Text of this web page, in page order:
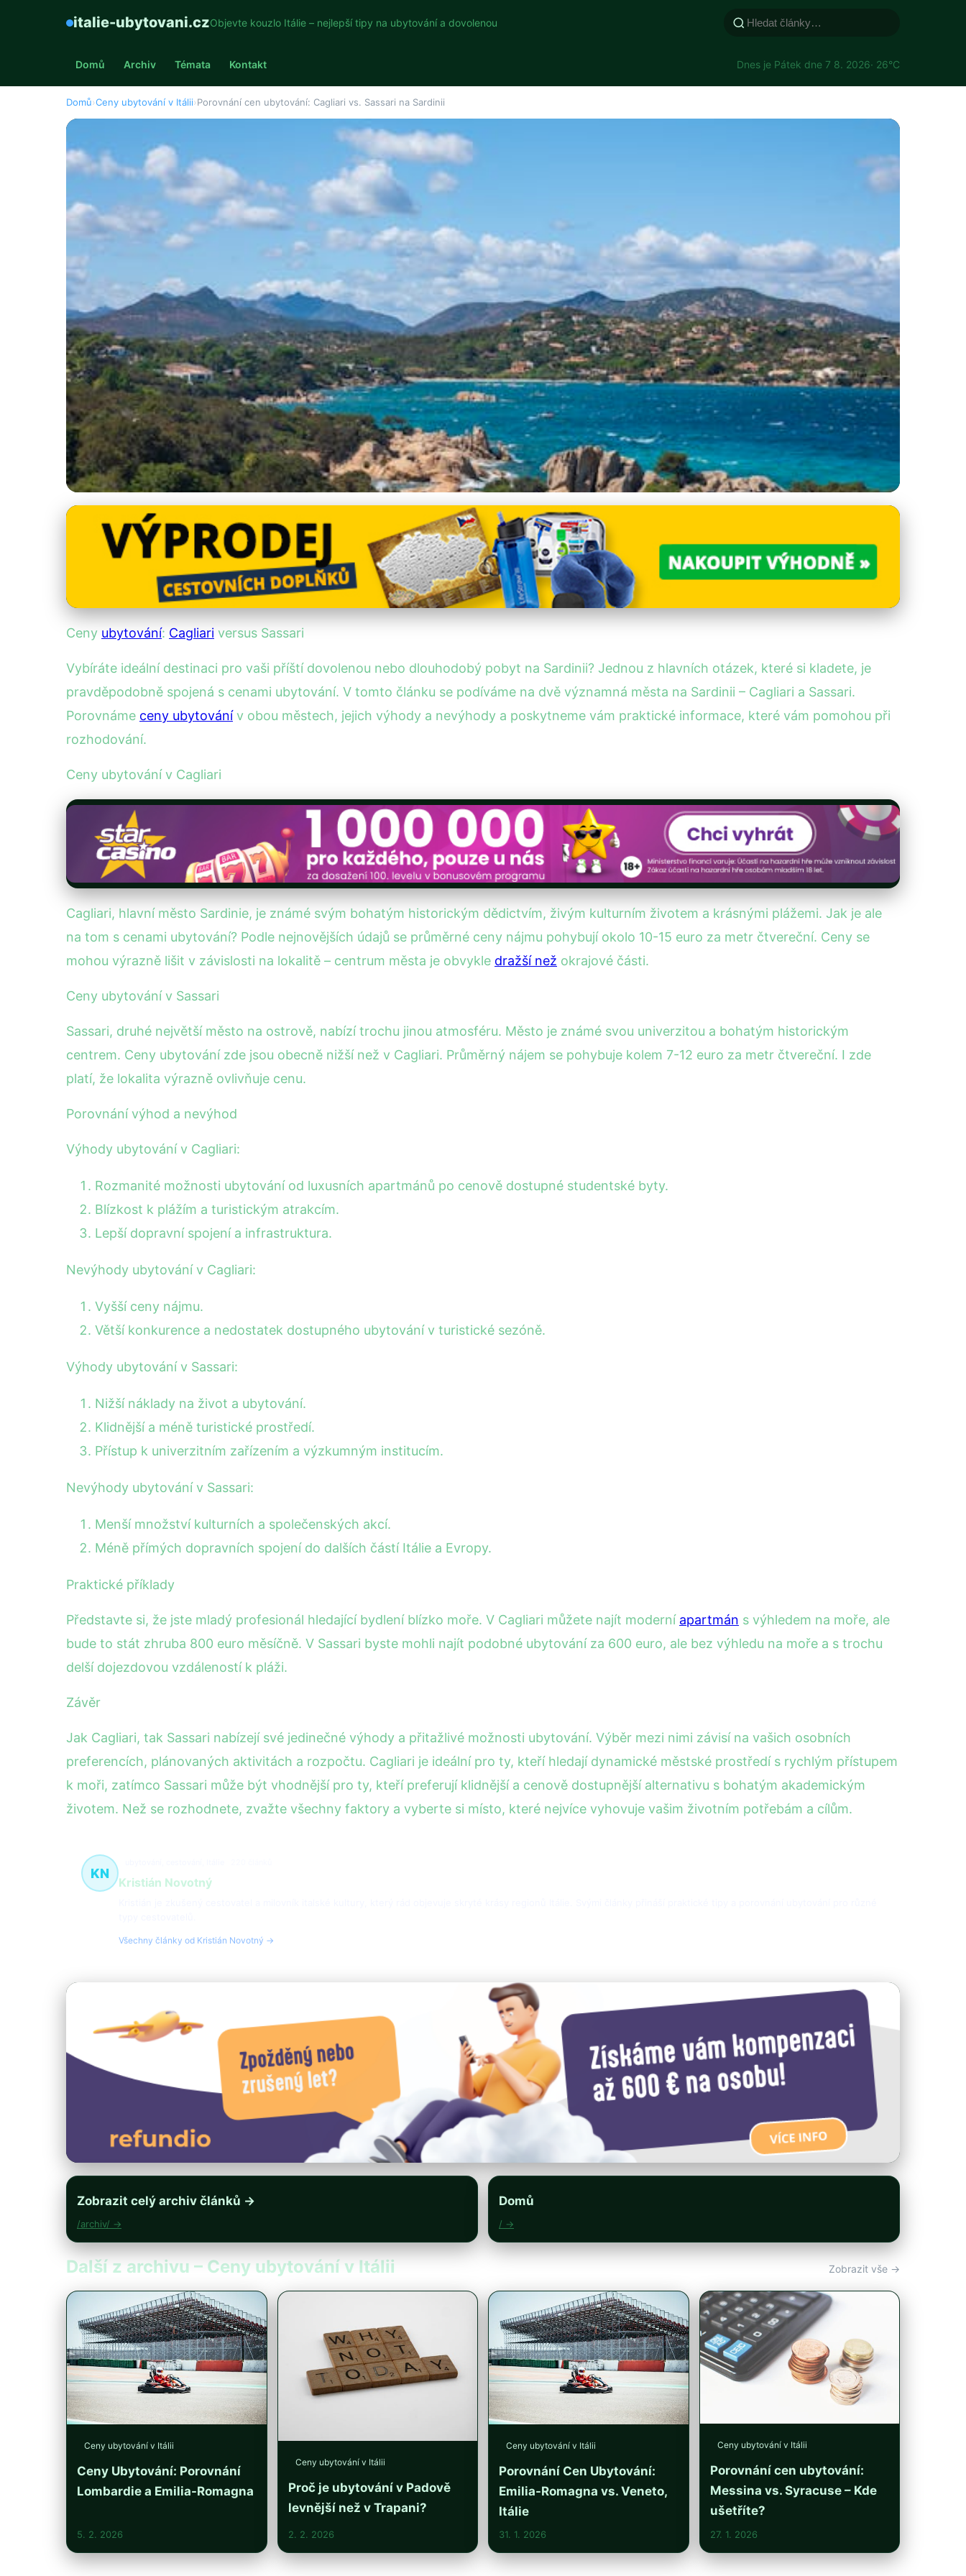
italie-ubytovani.czObjevte kouzlo Itálie – nejlepší tipy na ubytování a dovolenou
Domů Archiv Témata Kontakt Dnes je Pátek dne 7 8. 2026· 26°C
Domů›Ceny ubytování v Itálii›Porovnání cen ubytování: Cagliari vs. Sassari na Sardinii
Ceny ubytování v Itálii
Porovnání cen ubytování: Cagliari vs. Sassari na Sardinii
· 4 min čtení · Autor: Kristián Novotný
Ceny ubytování: Cagliari versus Sassari
Vybíráte ideální destinaci pro vaši příští dovolenou nebo dlouhodobý pobyt na Sardinii? Jednou z hlavních otázek, které si kladete, je
pravděpodobně spojená s cenami ubytování. V tomto článku se podíváme na dvě významná města na Sardinii – Cagliari a Sassari.
Porovnáme ceny ubytovánív obou městech, jejich výhody a nevýhody a poskytneme vám praktické informace, které vám pomohou při
rozhodování.
Ceny ubytování v Cagliari
Cagliari, hlavní město Sardinie, je známé svým bohatým historickým dědictvím, živým kulturním životem a krásnými plážemi. Jak je ale
na tom s cenami ubytování? Podle nejnovějších údajů se průměrné ceny nájmu pohybují okolo 10-15 euro za metr čtvereční. Ceny se
mohou výrazně lišit v závislosti na lokalitě – centrum města je obvykle dražší než okrajové části.
Ceny ubytování v Sassari
Sassari, druhé největší město na ostrově, nabízí trochu jinou atmosféru. Město je známé svou univerzitou a bohatým historickým
centrem. Ceny ubytování zde jsou obecně nižší než v Cagliari. Průměrný nájem se pohybuje kolem 7-12 euro za metr čtvereční. I zde
platí, že lokalita výrazně ovlivňuje cenu.
Porovnání výhod a nevýhod
Výhody ubytování v Cagliari:
Rozmanité možnosti ubytování od luxusních apartmánů po cenově dostupné studentské byty.
Blízkost k plážím a turistickým atrakcím.
Lepší dopravní spojení a infrastruktura.
Nevýhody ubytování v Cagliari:
Vyšší ceny nájmu.
Větší konkurence a nedostatek dostupného ubytování v turistické sezóně.
Výhody ubytování v Sassari:
Nižší náklady na život a ubytování.
Klidnější a méně turistické prostředí.
Přístup k univerzitním zařízením a výzkumným institucím.
Nevýhody ubytování v Sassari:
Menší množství kulturních a společenských akcí.
Méně přímých dopravních spojení do dalších částí Itálie a Evropy.
Praktické příklady
Představte si, že jste mladý profesionál hledající bydlení blízko moře. V Cagliari můžete najít moderní apartmán s výhledem na moře, ale
bude to stát zhruba 800 euro měsíčně. V Sassari byste mohli najít podobné ubytování za 600 euro, ale bez výhledu na moře a s trochu
delší dojezdovou vzdáleností k pláži.
Závěr
Jak Cagliari, tak Sassari nabízejí své jedinečné výhody a přitažlivé možnosti ubytování. Výběr mezi nimi závisí na vašich osobních
preferencích, plánovaných aktivitách a rozpočtu. Cagliari je ideální pro ty, kteří hledají dynamické městské prostředí s rychlým přístupem
k moři, zatímco Sassari může být vhodnější pro ty, kteří preferují klidnější a cenově dostupnější alternativu s bohatým akademickým
životem. Než se rozhodnete, zvažte všechny faktory a vyberte si místo, které nejvíce vyhovuje vašim životním potřebám a cílům.
KN
Kristián Novotný
Všechny články od Kristián Novotný →
Zobrazit celý archiv článků →
/archiv/ →
Domů
/ →
Další z archivu – Ceny ubytování v Itálii Zobrazit vše →
Ceny ubytování v Itálii
Ceny Ubytování: Porovnání
Lombardie a Emilia-Romagna
5. 2. 2026
Ceny ubytování v Itálii
Proč je ubytování v Padově
levnější než v Trapani?
2. 2. 2026
Ceny ubytování v Itálii
Porovnání Cen Ubytování:
Emilia-Romagna vs. Veneto,
Itálie
31. 1. 2026
Ceny ubytování v Itálii
Porovnání cen ubytování:
Messina vs. Syracuse – Kde
ušetříte?
27. 1. 2026